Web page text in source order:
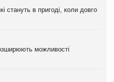
стануть в пригоді, коли довго
можливості